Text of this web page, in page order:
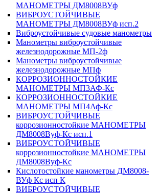
МАНОМЕТРЫ ДМ8008ВУф
ВИБРОУСТОЙЧИВЫЕ
МАНОМЕТРЫ ДМ8008ВУф исп.2
Виброустойчивые судовые манометры
Манометры виброустойчивые
железнодорожные МП-2ф
Манометры виброустойчивые
железнодорожные МПф
КОРРОЗИОННОСТОЙКИЕ
МАНОМЕТРЫ МП3АФ-Кс
КОРРОЗИОННОСТОЙКИЕ
МАНОМЕТРЫ МП4Аф-Кс
ВИБРОУСТОЙЧИВЫЕ
коррозионностойкие МАНОМЕТРЫ
ДМ8008Вуф-Кс исп.1
ВИБРОУСТОЙЧИВЫЕ
коррозионностойкие МАНОМЕТРЫ
ДМ8008Вуф-Кс
Кислотостойкие манометры ДМ8008-
ВУф Кс исп К
ВИБРОУСТОЙЧИВЫЕ